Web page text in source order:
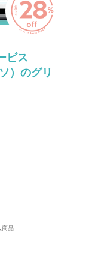
ビス
）のグリ
商品